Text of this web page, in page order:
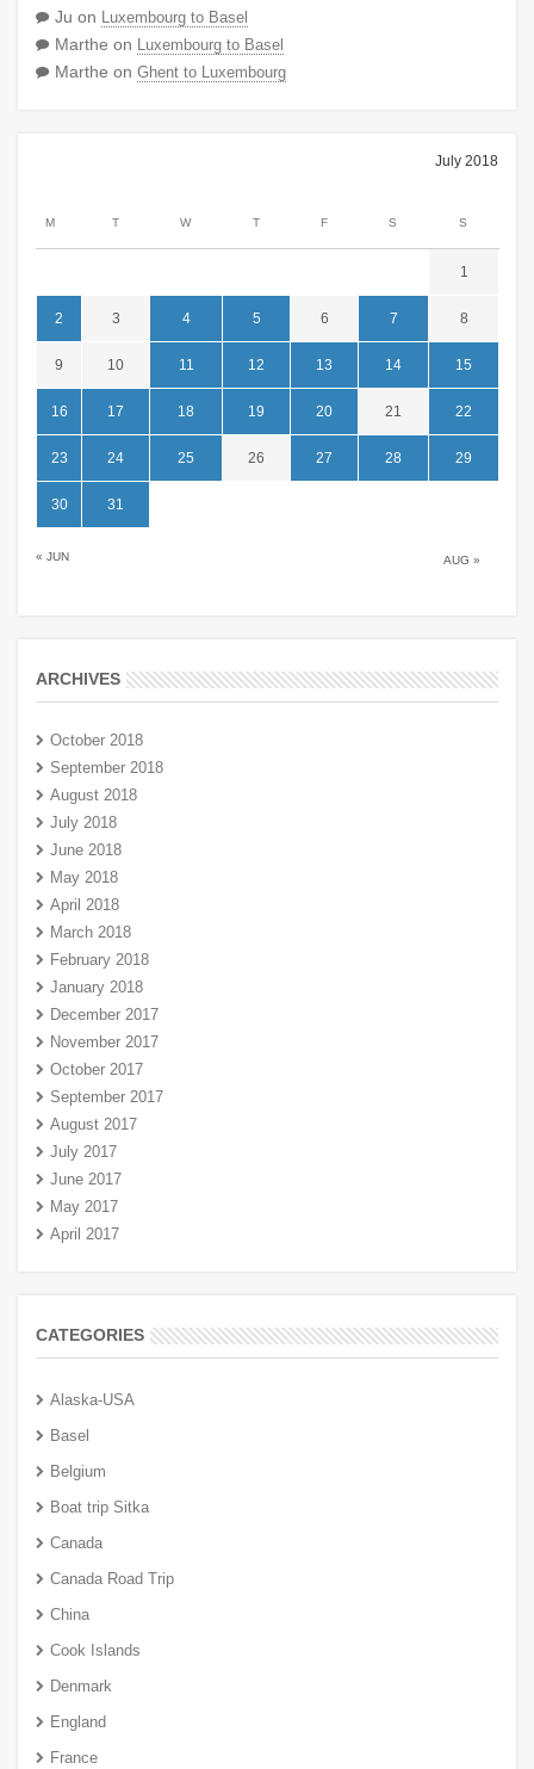
Ju on Luxembourg to Basel
Marthe on Luxembourg to Basel
Marthe on Ghent to Luxembourg
July 2018
M T W T F S S
« JUN AUG »
1
2 3 4 5 6 7 8
9 10 11 12 13 14 15
16 17 18 19 20 21 22
23 24 25 26 27 28 29
30 31
ARCHIVES
October 2018
September 2018
August 2018
July 2018
June 2018
May 2018
April 2018
March 2018
February 2018
January 2018
December 2017
November 2017
October 2017
September 2017
August 2017
July 2017
June 2017
May 2017
April 2017
CATEGORIES
Alaska-USA
Basel
Belgium
Boat trip Sitka
Canada
Canada Road Trip
China
Cook Islands
Denmark
England
France